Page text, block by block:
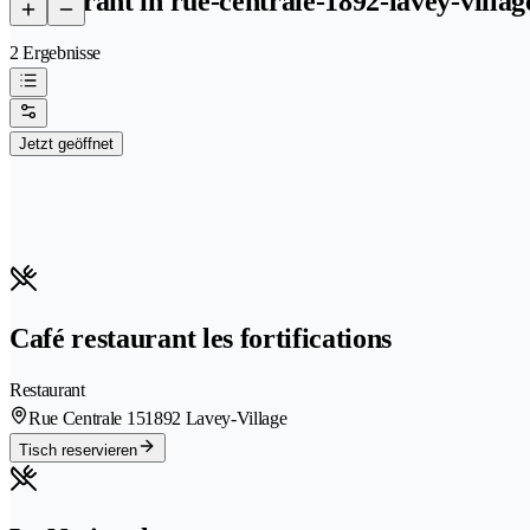
2 Ergebnisse
Jetzt geöffnet
Café restaurant les fortifications
Restaurant
Rue Centrale 151892 Lavey-Village
Tisch reservieren